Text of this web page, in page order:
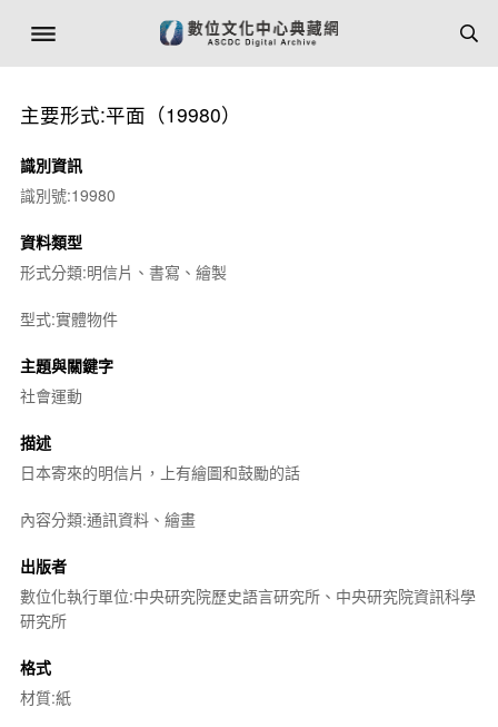
主要形式:平面（19980）
識別資訊
識別號:19980
資料類型
形式分類:明信片、書寫、繪製
型式:實體物件
主題與關鍵字
社會運動
描述
日本寄來的明信片，上有繪圖和鼓勵的話
內容分類:通訊資料、繪畫
出版者
數位化執行單位:中央研究院歷史語言研究所、中央研究院資訊科學
研究所
格式
材質:紙